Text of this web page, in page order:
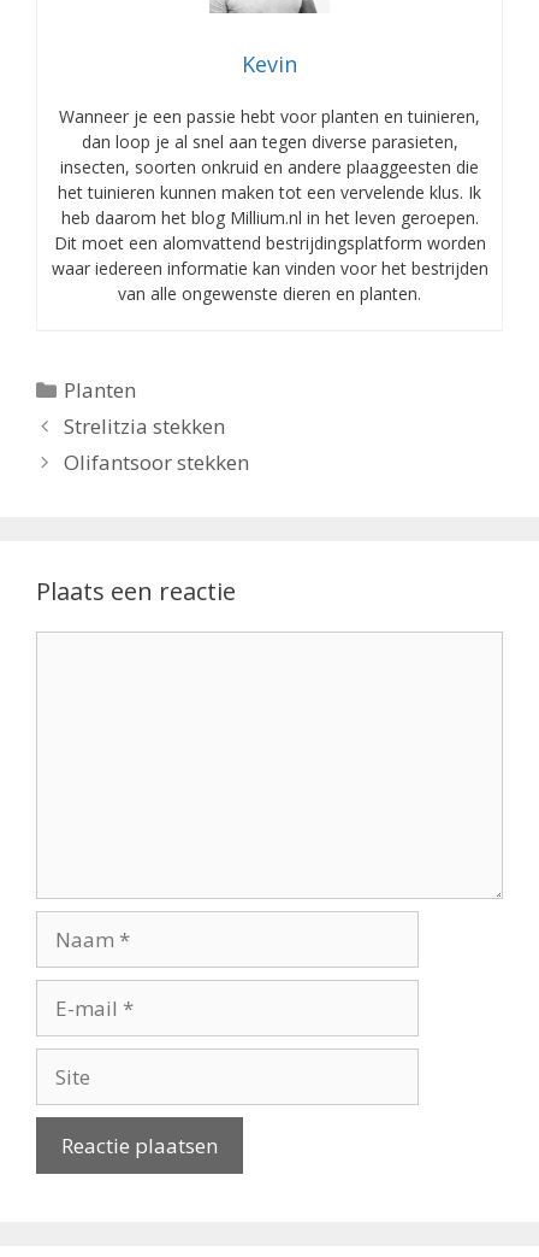
Kevin
Wanneer je een passie hebt voor planten en tuinieren,
dan loop je al snel aan tegen diverse parasieten,
insecten, soorten onkruid en andere plaaggeesten die
het tuinieren kunnen maken tot een vervelende klus. Ik
heb daarom het blog Millium.nl in het leven geroepen.
Dit moet een alomvattend bestrijdingsplatform worden
waar iedereen informatie kan vinden voor het bestrijden
van alle ongewenste dieren en planten.
Categorieën
Planten
Strelitzia stekken
Olifantsoor stekken
Plaats een reactie
mail